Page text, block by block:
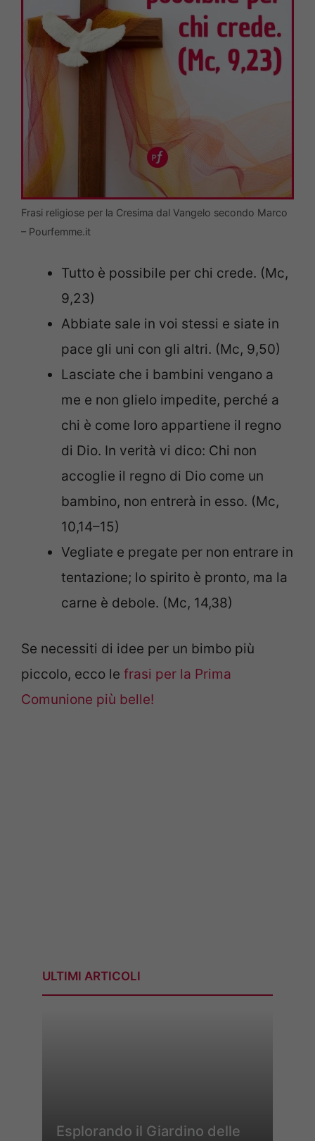
Frasi religiose per la Cresima dal Vangelo secondo Marco
– Pourfemme.it
Tutto è possibile per chi crede. (Mc,
9,23)
Abbiate sale in voi stessi e siate in
pace gli uni con gli altri. (Mc, 9,50)
Lasciate che i bambini vengano a
me e non glielo impedite, perché a
chi è come loro appartiene il regno
di Dio. In verità vi dico: Chi non
accoglie il regno di Dio come un
bambino, non entrerà in esso. (Mc,
10,14–15)
Vegliate e pregate per non entrare in
tentazione; lo spirito è pronto, ma la
carne è debole. (Mc, 14,38)
Se necessiti di idee per un bimbo più
piccolo, ecco le frasi per la Prima
Comunione più belle!
ULTIMI ARTICOLI
Esplorando il Giardino delle